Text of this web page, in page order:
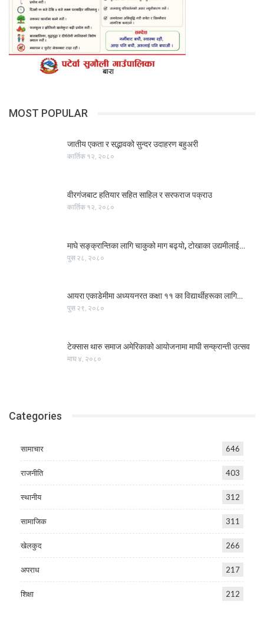
MOST POPULAR
जातीय एकता र सद्भावको सुन्दर उदाहरण बहुअरी
कार्तिक १२, २०८०
वीरगंजबाट हतियार सहित साहिल र सरफराज पक्राउ
कार्तिक १२, २०८०
माघे सङ्क्रान्तिका लागि चाकुको माग बढ्यो, टोखाका उद्यमीलाई…
पुस २८, २०८०
आयरा एकाडेमीमा अध्ययनरत कक्षा ११ का विद्यार्थीहरूका लागि…
पुस २९, २०८०
टेक्सास थारु समाज अमेरिकाको आयोजनामा माघी सन्क्रान्ती उत्सव
माघ ४, २०८०
Categories
सामाचार 646
राजनीति 403
स्थानीय 312
सामाजिक 311
खेलकुद 266
अपराध 217
शिक्षा 212